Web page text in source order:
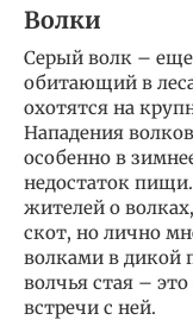
Волки
Серый волк –
обитающий в
охотятся на
Нападения
особенно в
недостаток
жителей о
скот, но лично
волками в дикой
волчья стая –
встречи с ней.